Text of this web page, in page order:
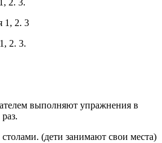
2. 3.
1, 2. 3
2. 3.
выполняют упражнения в
(дети занимают свои места)